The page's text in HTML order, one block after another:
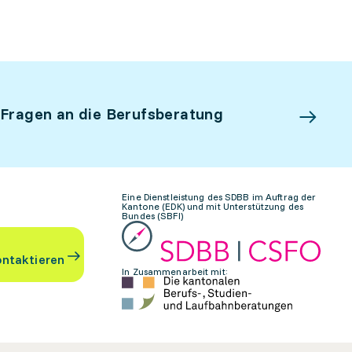
an die Berufsberatung
Eine Dienstleistung des SDBB im Auftrag der
Kantone (EDK) und mit Unterstützung des
Bundes (SBFI)
In Zusammenarbeit mit: